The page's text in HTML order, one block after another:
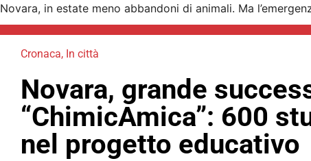
Novara, in estate meno abbandoni di animali. Ma
Cronaca, In città
Novara, grande
“ChimicAmica”: 600
nel progetto educativo